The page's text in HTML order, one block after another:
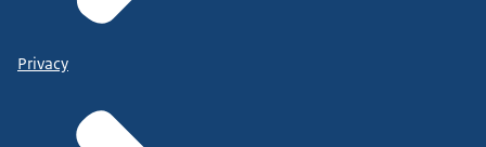
Privacy